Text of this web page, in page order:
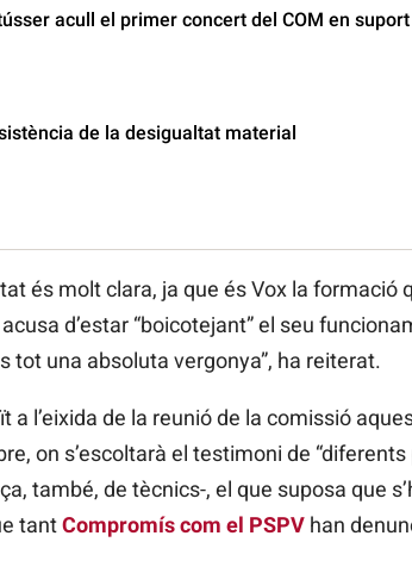
acull el primer concert del COM en
de la desigualtat material
és molt clara, ja que és Vox la formació
acusa d’estar “boicotejant” el seu
tot una absoluta vergonya”, ha reiterat.
a l’eixida de la reunió de la comissió
on s’escoltarà el testimoni de “diferents
també, de tècnics-, el que suposa que
tantCompromís com el PSPV han